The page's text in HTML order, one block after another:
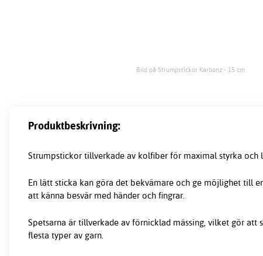
Bild på Strumpstickor Karbonz - 15 cm
Produktbeskrivning:
Strumpstickor tillverkade av kolfiber för maximal styrka och
En lätt sticka kan göra det bekvämare och ge möjlighet till
att känna besvär med händer och fingrar.
Spetsarna är tillverkade av förnicklad mässing, vilket gör att
flesta typer av garn.